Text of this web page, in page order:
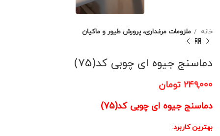
خانه ملزومات مرغداری، پرورش طیور و ماکیان
دماسنج جیوه ای چوبی کد(75)
۲۴۹,۰۰۰ تومان
دماسنج جیوه ای چوبی کد(75)
بهترین کاربرد: